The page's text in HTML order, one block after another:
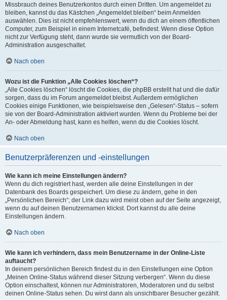
Missbrauch deines Benutzerkontos durch einen Dritten. Um angemeldet zu
bleiben, kannst du das Kästchen „Angemeldet bleiben“ beim Anmelden
auswählen. Dies ist nicht empfehlenswert, wenn du dich an einem öffentlichen
Computer, zum Beispiel in einem Internetcafé, befindest. Wenn diese Option
nicht zur Verfügung steht, dann wurde sie vermutlich von der Board-
Administration ausgeschaltet.
Nach oben
Wozu ist die Funktion „Alle Cookies löschen“?
„Alle Cookies löschen“ löscht die Cookies, die phpBB erstellt hat und die dafür
sorgen, dass du im Forum angemeldet bleibst. Außerdem ermöglichen
Cookies einige Funktionen, wie beispielsweise den „Gelesen“-Status – sofern
sie von der Board-Administration aktiviert wurden. Wenn du Probleme bei der
An- oder Abmeldung hast, kann es helfen, wenn du die Cookies löscht.
Nach oben
Benutzerpräferenzen und -einstellungen
Wie kann ich meine Einstellungen ändern?
Wenn du dich registriert hast, werden alle deine Einstellungen in der
Datenbank des Boards gespeichert. Um diese zu ändern, gehe in den
„Persönlichen Bereich“; der Link dazu wird meist oben auf der Seite angezeigt,
wenn du auf deinen Benutzernamen klickst. Dort kannst du alle deine
Einstellungen ändern.
Nach oben
Wie kann ich verhindern, dass mein Benutzername in der Online-Liste
auftaucht?
In deinem persönlichen Bereich findest du in den Einstellungen eine Option
„Meinen Online-Status während dieser Sitzung verbergen“. Wenn du diese
Option einschaltest, können nur Administratoren, Moderatoren und du selbst
deinen Online-Status sehen. Du wirst dann als unsichtbarer Besucher gezählt.